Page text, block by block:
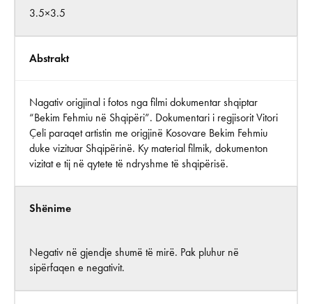
3.5×3.5
Abstrakt
Nagativ origjinal i fotos nga filmi dokumentar shqiptar
“Bekim Fehmiu në Shqipëri”. Dokumentari i regjisorit Vitori
Çeli paraqet artistin me origjinë Kosovare Bekim Fehmiu
duke vizituar Shqipërinë. Ky material filmik, dokumenton
vizitat e tij në qytete të ndryshme të shqipërisë.
Shënime
Negativ në gjendje shumë të mirë. Pak pluhur në
sipërfaqen e negativit.